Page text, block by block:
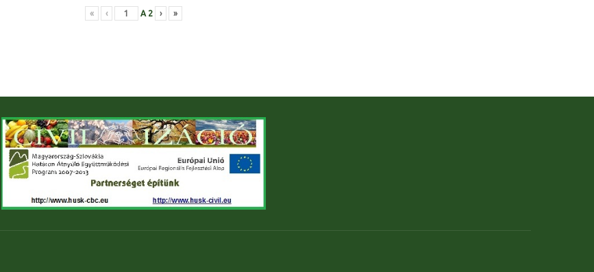
« ‹ A 2 › »